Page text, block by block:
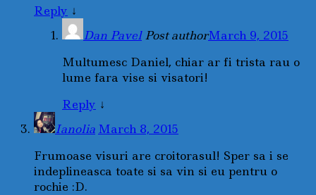
Reply ↓
Dan Pavel Post authorMarch 9, 2015
Multumesc Daniel, chiar ar fi trista rau o
lume fara vise si visatori!
Reply ↓
Ianolia March 8, 2015
Frumoase visuri are croitorasul! Sper sa i se
indeplineasca toate si sa vin si eu pentru o
rochie :D.